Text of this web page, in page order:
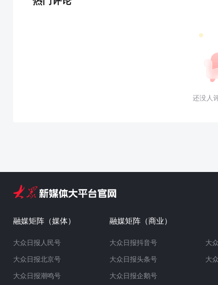
还没人
融媒矩阵（媒体）
大众日报人民号
大众日报北京号
大众日报潮鸣号
融媒矩阵（商业）
大众日报抖音号
大众日报头条号
大众日报企鹅号
大
大